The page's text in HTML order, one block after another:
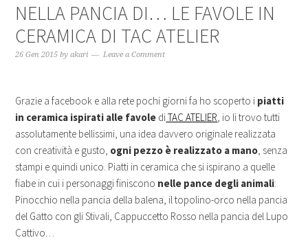
NELLA PANCIA DI… LE FAVOLE IN
CERAMICA DI TAC ATELIER
26 Gen 2015 byakari Leave a Comment
Grazie a facebook e alla rete pochi giorni fa ho scoperto i piatti
in ceramica ispirati alle favole diTAC ATELIER, io li trovo tutti
assolutamente bellissimi, una idea davvero originale realizzata
con creatività e gusto, ogni pezzo è realizzato a mano, senza
stampi e quindi unico. Piatti in ceramica che si ispirano a quelle
fiabe in cui i personaggi finiscono nelle pance degli animali:
Pinocchio nella pancia della balena, il topolino-orco nella pancia
del Gatto con gli Stivali, Cappuccetto Rosso nella pancia del Lupo
Cattivo…